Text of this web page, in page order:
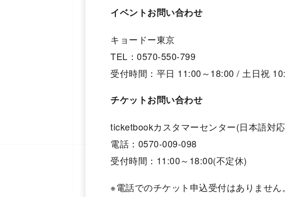
イベントお問い合わせ
キョードー東京
TEL：0570-550-799
受付時間：平日 11:00～18:00 / 土日祝
チケットお問い合わせ
ticketbookカスタマーセンター(日本語対
電話：0570-009-098
受付時間：11:00～18:00(不定休)
※電話でのチケット申込受付はありません。